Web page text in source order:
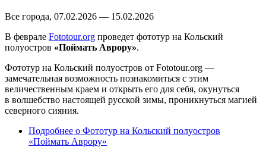
Все города, 07.02.2026 — 15.02.2026
В феврале Fototour.org проведет фототур на Кольский
полуостров «Поймать Аврору».
Фототур на Кольский полуостров от Fototour.org —
замечательная возможность познакомиться с этим
величественным краем и открыть его для себя, окунуться
в волшебство настоящей русской зимы, проникнуться магией
северного сияния.
Подробнее о Фототур на Кольский полуостров
«Поймать Аврору»